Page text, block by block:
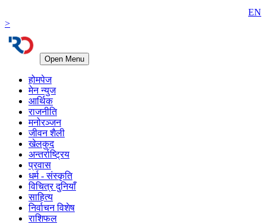
EN
>
Open Menu
होमपेज
मेन न्युज
आर्थिक
राजनीति
मनोरञ्जन
जीवन शैली
खेलकुद
अन्तर्राष्ट्रिय
प्रवास
धर्म - संस्कृति
विचित्र दुनियाँ
साहित्य
निर्वाचन विशेष
राशिफल